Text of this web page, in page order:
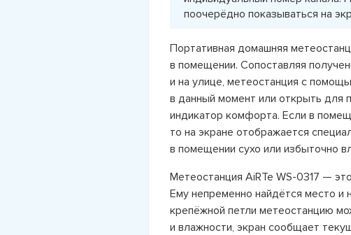
поочерёдно показываться на
Портативная домашняя
в помещении. Сопоставляя
и на улице, метеостанция с
в данный момент или открыть для
индикатор комфорта. Если в
то на экране отображается
в помещении сухо или избыточно
Метеостанция AiRTe WS-0317 —
Ему непременно найдётся место и
крепёжной петли метеостанцию
и влажности, экран сообщает